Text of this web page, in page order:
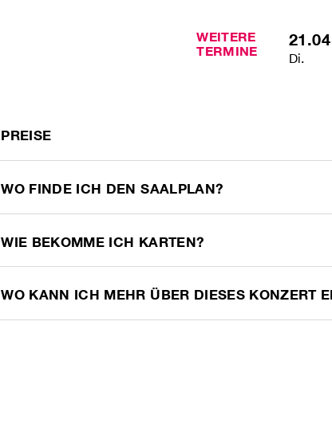
WEITERE
TERMINE
21.04
Di.
PREISE
WO FINDE ICH DEN SAALPLAN?
WIE BEKOMME ICH KARTEN?
WO KANN ICH MEHR ÜBER DIESES KONZERT